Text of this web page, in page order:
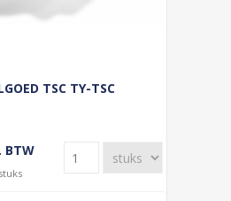
TSC TY-TSC
BTW